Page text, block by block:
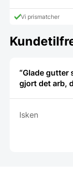
Vi prismatcher
“Glade gutter
gjort det arb,
Isken